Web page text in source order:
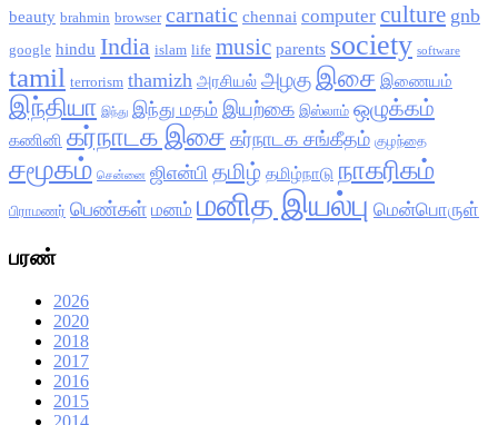
beauty brahmin browser carnatic chennai computer culture gnb
google hindu India islam life music parents society software
tamil terrorism thamizh அரசியல் அழகுஇசை இணையம்
இந்தியா இந்து இந்து மதம் இயற்கை இஸ்லாம் ஒழுக்கம்
கணினி கர்நாடக இசை கர்நாடக சங்கீதம் குழந்தை
சமூகம் சென்னை ஜிஎன்பி தமிழ் தமிழ்நாடு நாகரிகம்
பிராமணர் பெண்கள் மனம் மனித இயல்பு மென்பொருள்
பரண்
2026
2020
2018
2017
2016
2015
2014